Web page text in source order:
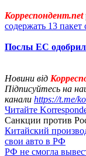
Корреспондент.net
содержать 13 пакет
Послы ЕС
Новини від
Підписуйтесь на
канали https://t.me/
Читайте
Санкции против
Китайский
свои авто в РФ
РФ не смогла